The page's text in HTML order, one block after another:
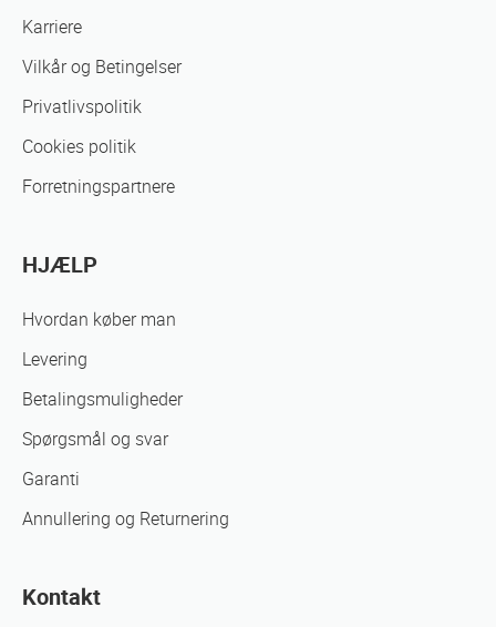
Karriere
Vilkår og Betingelser
Privatlivspolitik
Cookies politik
Forretningspartnere
HJÆLP
Hvordan køber man
Levering
Betalingsmuligheder
Spørgsmål og svar
Garanti
Annullering og Returnering
Kontakt